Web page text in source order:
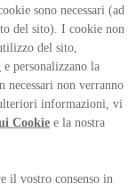
sono necessari (ad
del sito). I cookie non
del sito,
personalizzano la
non verranno
informazioni, vi
Cookie e la nostra
il vostro consenso in